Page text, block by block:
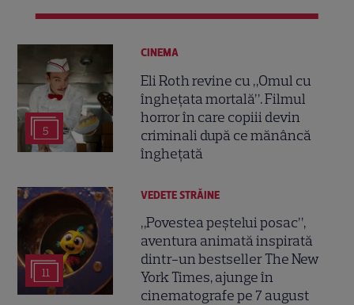
5
CINEMA
Eli Roth revine cu „Omul cu
înghețata mortală”. Filmul
horror în care copiii devin
criminali după ce mănâncă
înghețată
11
VEDETE STRĂINE
„Povestea peștelui posac”,
aventura animată inspirată
dintr-un bestseller The New
York Times, ajunge în
cinematografe pe 7 august